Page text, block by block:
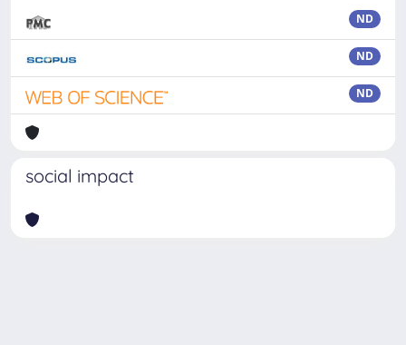
ND
ND
ND
social impact